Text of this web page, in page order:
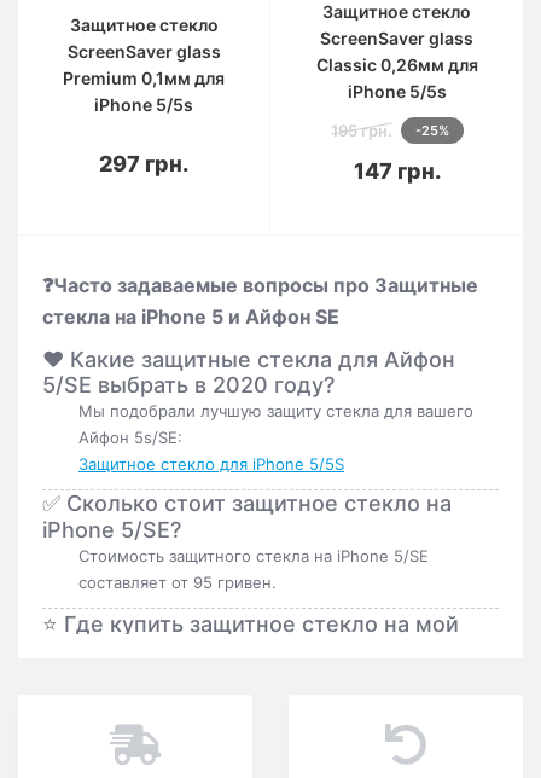
❓Часто задаваемые вопросы про Защитные
стекла на iPhone 5 и Айфон SE
❤️ Какие защитные стекла для Айфон
5/SE выбрать в 2020 году?
Мы подобрали лучшую защиту стекла для вашего
Айфон 5s/SE:
Защитное стекло для iPhone 5/5S
✅ Сколько стоит защитное стекло на
iPhone 5/SE?
Стоимость защитного стекла на iPhone 5/SE
составляет от 95 гривен.
⭐️ Где купить защитное стекло на мой
можно 24/7, мы оперативно его доставим.
Защитное стекло
ScreenSaver glass
Premium 0,1мм для
iPhone 5/5s
297 грн.
Защитное стекло
ScreenSaver glass
Classic 0,26мм для
iPhone 5/5s
195 грн. -25%
147 грн.